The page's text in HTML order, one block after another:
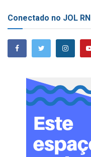
Conectado no JOL RN